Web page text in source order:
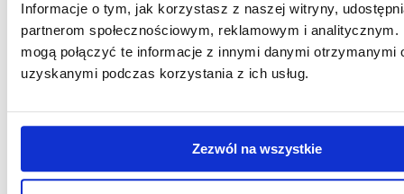
Informacje o tym, jak korzystasz z naszej witryny,
partnerom społecznościowym, reklamowym i analitycznym.
mogą połączyć te informacje z innymi danymi otrzymanymi
uzyskanymi podczas korzystania z ich usług.
Zezwól na wszystkie